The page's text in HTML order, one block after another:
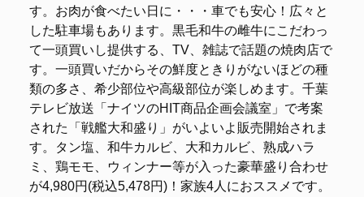
す。お肉が食べたい日に・・・車でも安心！広々と
した駐車場もあります。黒毛和牛の雌牛にこだわっ
て一頭買いし提供する、TV、雑誌で話題の焼肉店で
す。一頭買いだからその鮮度ときりがないほどの種
類の多さ、希少部位や高級部位が楽しめます。千葉
テレビ放送「ナイツのHIT商品企画会議室」で考案
された「戦艦大和盛り」がいよいよ販売開始されま
す。タン塩、和牛カルビ、大和カルビ、熟成ハラ
ミ、鶏モモ、ウィンナー等が入った豪華盛り合わせ
が4,980円(税込5,478円)！家族4人におススメです。